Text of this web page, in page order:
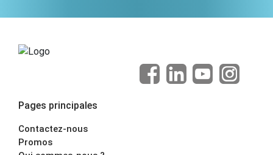
Pages principales
Contactez-nous
Promos